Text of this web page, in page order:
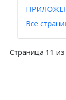
Все
Страница 11 из